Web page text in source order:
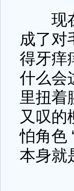
现在
成了对
得牙痒
什么会
里扭着
又叹的
怕角色
本身就